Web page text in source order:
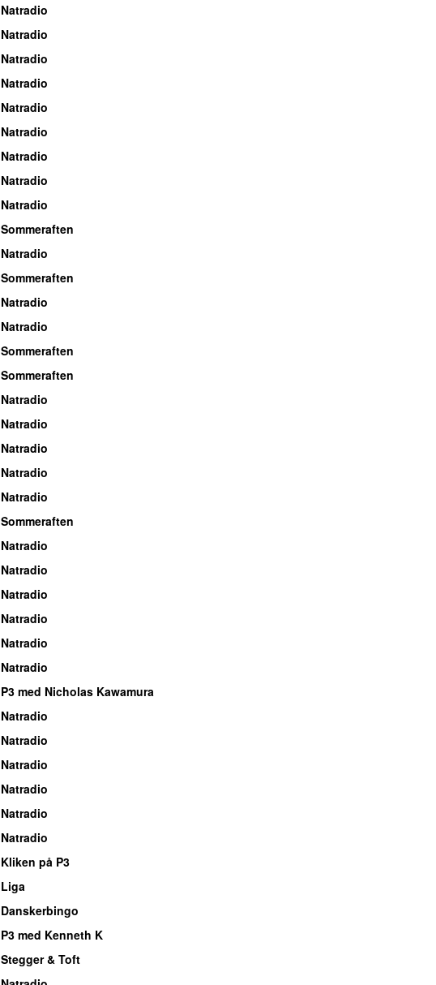
Natradio
Natradio
Natradio
Natradio
Natradio
Natradio
Natradio
Natradio
Natradio
Sommeraften
Natradio
Sommeraften
Natradio
Natradio
Sommeraften
Sommeraften
Natradio
Natradio
Natradio
Natradio
Natradio
Sommeraften
Natradio
Natradio
Natradio
Natradio
Natradio
Natradio
P3 med Nicholas Kawamura
Natradio
Natradio
Natradio
Natradio
Natradio
Natradio
Kliken på P3
Liga
Danskerbingo
P3 med Kenneth K
Stegger & Toft